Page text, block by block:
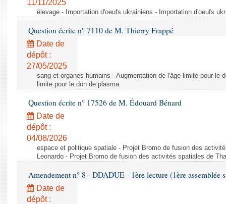
11/11/2025
élevage - Importation d'oeufs ukrainiens - Importation d'oeufs
Question écrite n° 7110 de M. Thierry Frappé
Date de
dépôt :
27/05/2025
sang et organes humains - Augmentation de l'âge limite pour le
limite pour le don de plasma
Question écrite n° 17526 de M. Édouard Bénard
Date de
dépôt :
04/08/2026
espace et politique spatiale - Projet Bromo de fusion des
Leonardo - Projet Bromo de fusion des activités spatiales de
Amendement n° 8 - DDADUE - 1ère lecture (1ère assemblée
Date de
dépôt :